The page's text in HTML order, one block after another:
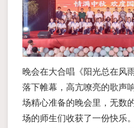
晚会在大合唱《阳光总在风
落下帷幕，高亢嘹亮的歌声
场精心准备的晚会里，无数
场的师生们收获了一份快乐